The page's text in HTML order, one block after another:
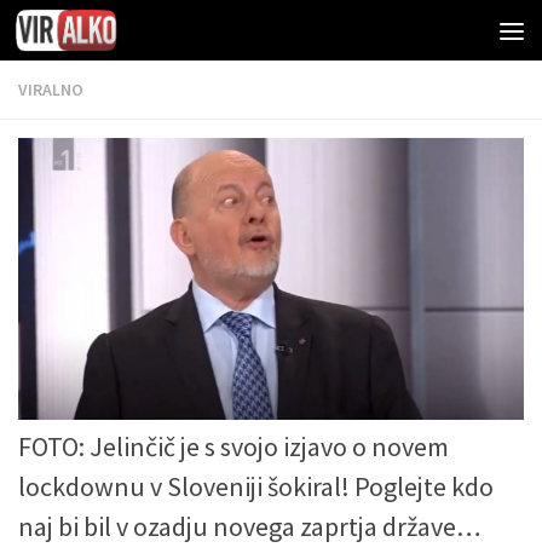
VIRALNO
FOTO: Jelinčič je s svojo izjavo o novem
lockdownu v Sloveniji šokiral! Poglejte kdo
naj bi bil v ozadju novega zaprtja države…